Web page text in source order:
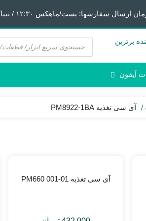
سفارشها: پست/ماهکس ١٢:٣٠ / تیپاکس ١۴:٠٠
جستجوی
محصولات
ابزار لحیم کاری
آیفون
آیفون 6آی سی تغذیه PM8922-1BA
آی سی تغذیه PM660 001-01